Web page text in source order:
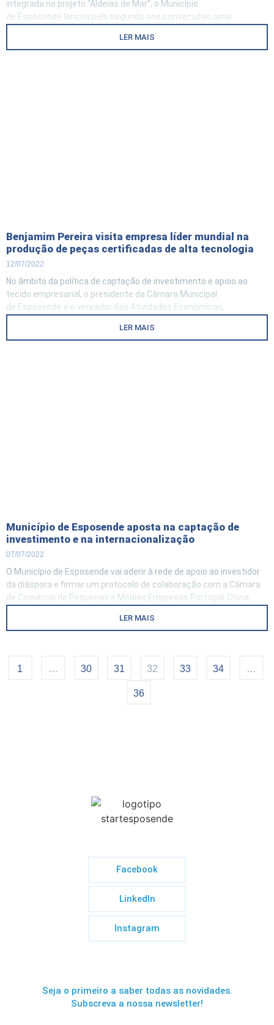
integrada no projeto “Aldeias de Mar”, o Município
de Esposende lançou pelo segundo ano consecutivo uma
náutica de lazer. O epíteto de “Privilégio da Natureza”
LER MAIS
Benjamim Pereira visita empresa líder mundial na
produção de peças certificadas de alta tecnologia
12/07/2022
No âmbito da política de captação de investimento e apoio ao
tecido empresarial, o presidente da Câmara Municipal
de Esposende e o vereador das Atividades Económicas,
esposende, Marinhas e Gandra, Aurélio Neiva visitaram a TOMA
LER MAIS
Município de Esposende aposta na captação de
investimento e na internacionalização
07/07/2022
O Município de Esposende vai aderir à rede de apoio ao investidor
da diáspora e firmar um protocolo de colaboração com a Câmara
de Comércio de Pequenas e Médias Empresas Portugal-China,
do Executivo Municipal. .Para o presidente da Câmara Municipal
LER MAIS
1 … 30 31 32 33 34 …
36
Facebook
LinkedIn
Instagram
Seja o primeiro a saber todas as novidades.
Subscreva a nossa newsletter!